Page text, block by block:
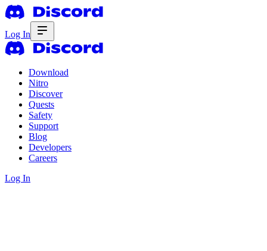
Log In
Download
Nitro
Discover
Quests
Safety
Support
Blog
Developers
Careers
Log In